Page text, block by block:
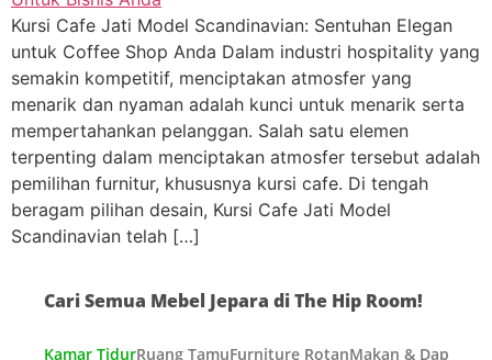
Kursi Cafe Jati Model Scandinavian: Sentuhan Elegan
untuk Coffee Shop Anda Dalam industri hospitality yang
semakin kompetitif, menciptakan atmosfer yang
menarik dan nyaman adalah kunci untuk menarik serta
mempertahankan pelanggan. Salah satu elemen
terpenting dalam menciptakan atmosfer tersebut adalah
pemilihan furnitur, khususnya kursi cafe. Di tengah
beragam pilihan desain, Kursi Cafe Jati Model
Scandinavian telah […]
Cari Semua Mebel Jepara di The Hip Room!
Kamar TidurRuang TamuFurniture RotanMakan & Dapur